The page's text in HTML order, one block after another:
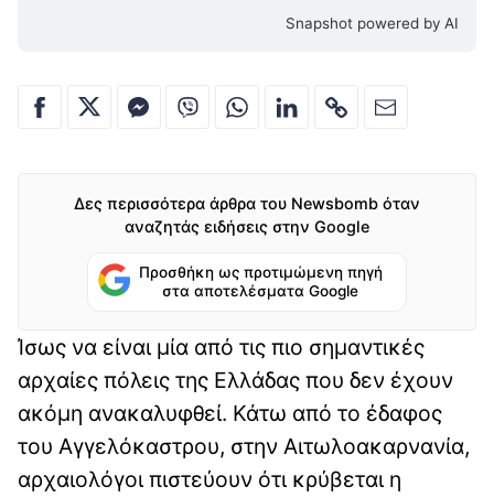
Snapshot powered by AI
Δες περισσότερα άρθρα του Newsbomb όταν
αναζητάς ειδήσεις στην Google
Προσθήκη ως προτιμώμενη πηγή
στα αποτελέσματα Google
Ίσως να είναι μία από τις πιο σημαντικές
αρχαίες πόλεις της Ελλάδας που δεν έχουν
ακόμη ανακαλυφθεί. Κάτω από το έδαφος
του Αγγελόκαστρου, στην Αιτωλοακαρνανία,
αρχαιολόγοι πιστεύουν ότι κρύβεται η